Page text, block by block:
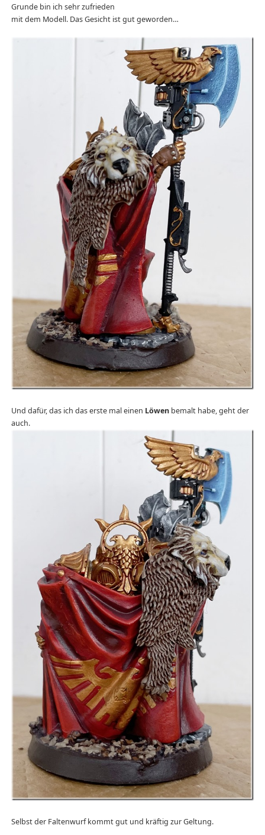
Grunde bin ich sehr zufrieden
mit dem Modell. Das Gesicht ist gut geworden…
Und dafür, das ich das erste mal einen Löwenbemalt habe, geht der
auch.
Selbst der Faltenwurf kommt gut und kräftig zur Geltung.